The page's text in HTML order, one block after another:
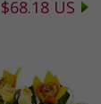
$68.18 US